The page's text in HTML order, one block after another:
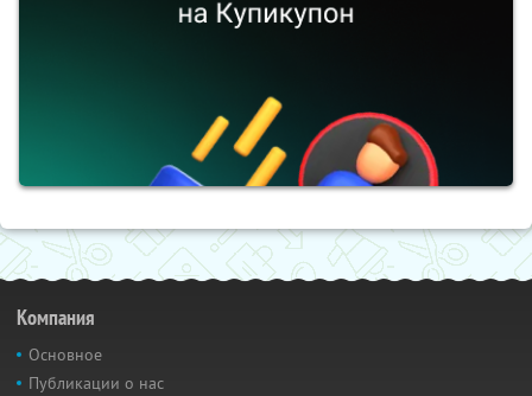
Компания
Основное
Публикации о нас